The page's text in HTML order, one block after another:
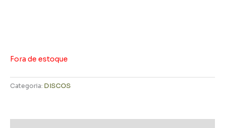
Fora de estoque
Categoria: DISCOS